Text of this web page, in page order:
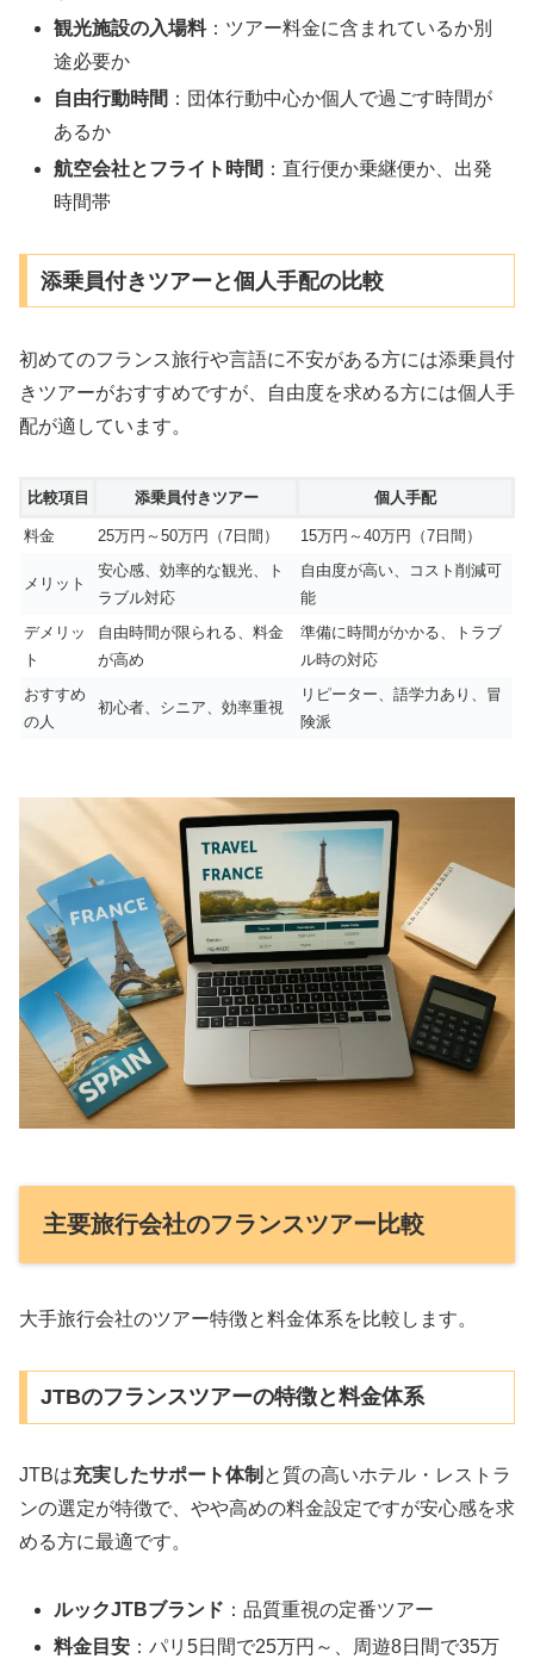
観光施設の入場料：ツアー料金に含まれているか別
途必要か
自由行動時間 ：団体行動中心か個人で過ごす時間が
あるか
航空会社とフライト時間 ：直行便か乗継便か、出発
時間帯
添乗員付きツアーと個人手配の比較
初めてのフランス旅行や言語に不安がある方には添乗員付
きツアーがおすすめですが、自由度を求める方には個人手
配が適しています。
比較項目 添乗員付きツアー 個人手配
料金 25万円～50万円（7日間） 15万円～40万円（7日間）
メリット
安心感、効率的な観光、ト
ラブル対応
自由度が高い、コスト削減可
能
デメリッ
ト
自由時間が限られる、料金
が高め
準備に時間がかかる、トラブ
ル時の対応
おすすめ
の人
初心者、シニア、効率重視
リピーター、語学力あり、冒
険派
主要旅行会社のフランスツアー比較
大手旅行会社のツアー特徴と料金体系を比較します。
JTBのフランスツアーの特徴と料金体系
JTBは充実したサポート体制 と質の高いホテル・レストラ
ンの選定が特徴で、やや高めの料金設定ですが安心感を求
める方に最適です。
ルックJTBブランド ：品質重視の定番ツアー
料金目安 ：パリ5日間で25万円～、周遊8日間で35万